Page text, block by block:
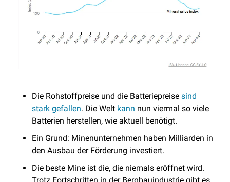
Die Rohstoffpreise und die Batteriepreise sind
stark gefallen. Die Welt kann nun viermal so viele
Batterien herstellen, wie aktuell benötigt.
Ein Grund: Minenunternehmen haben Milliarden in
den Ausbau der Förderung investiert.
Die beste Mine ist die, die niemals eröffnet wird.